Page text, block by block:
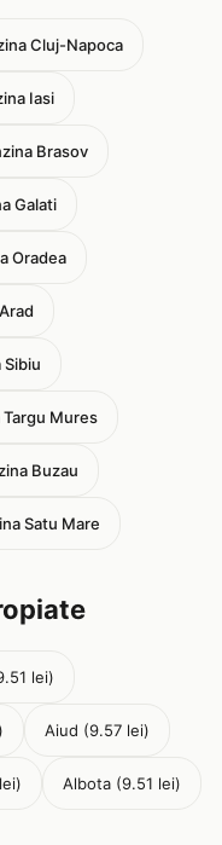
Cluj-Napoca
Iasi
Brasov
Galati
Oradea
Sibiu
Mures
Buzau
Satu Mare
lei)
Aiud (9.57 lei)
Albota (9.51 lei)